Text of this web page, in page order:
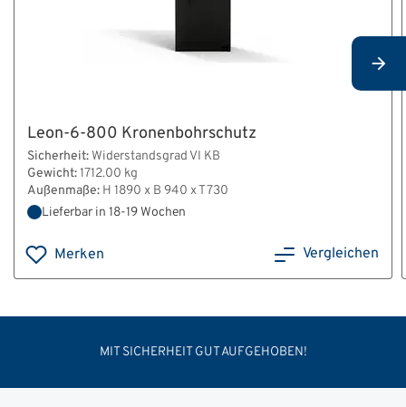
Leon-6-800 Kronenbohrschutz
Sicherheit: Widerstandsgrad VI KB
Gewicht:1712.00 kg
Außenmaße: H 1890 x B 940 x T 730
Lieferbar in 18-19 Wochen
Merken Vergleichen
MIT SICHERHEIT GUT AUFGEHOBEN!